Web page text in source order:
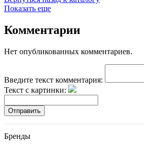
Показать еще
Комментарии
Нет опубликованных комментариев.
Введите текст комментария:
Текст с картинки:
Отправить
Бренды